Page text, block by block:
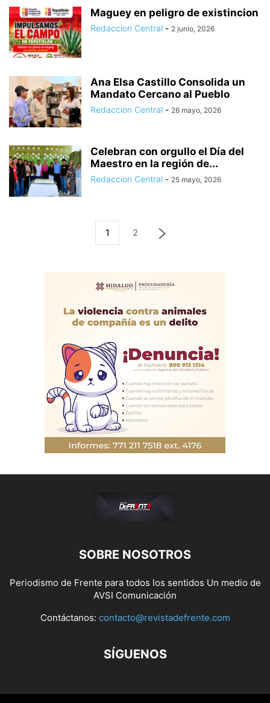
Maguey en peligro de existincion
Redaccion Central - 2 junio, 2026
Ana Elsa Castillo Consolida un
Mandato Cercano al Pueblo
Redaccion Central - 26 mayo, 2026
Celebran con orgullo el Día del
Maestro en la región de...
Redaccion Central - 25 mayo, 2026
1 2
SOBRE NOSOTROS
Periodismo de Frente para todos los sentidos Un medio de
AVSI Comunicación
Contáctanos: contacto@revistadefrente.com
SÍGUENOS